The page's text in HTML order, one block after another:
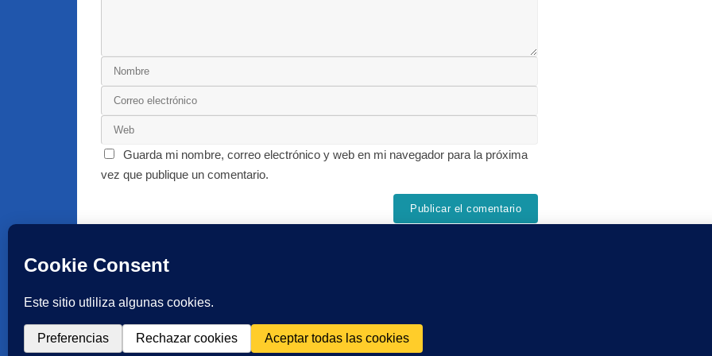
Guarda mi nombre, correo electrónico y web en mi navegador para la próxima
vez que publique un comentario.